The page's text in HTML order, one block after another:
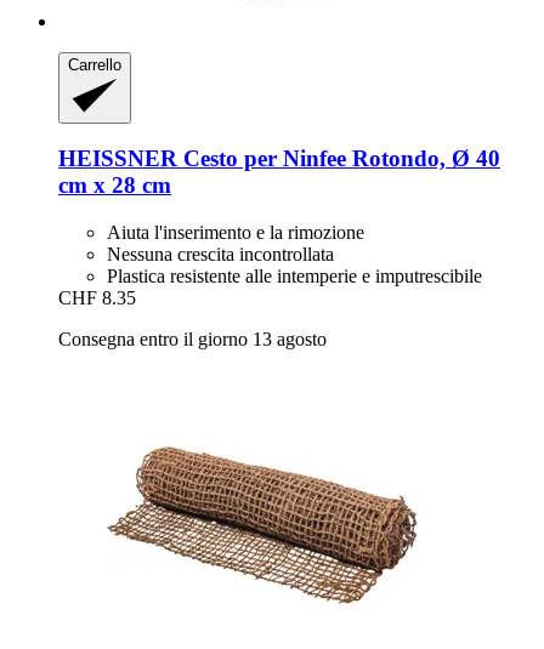
Carrello
HEISSNER Cesto per Ninfee Rotondo, Ø 40
cm x 28 cm
Aiuta l'inserimento e la rimozione
Nessuna crescita incontrollata
Plastica resistente alle intemperie e imputrescibile
CHF 8.35
Consegna entro il giorno 13 agosto